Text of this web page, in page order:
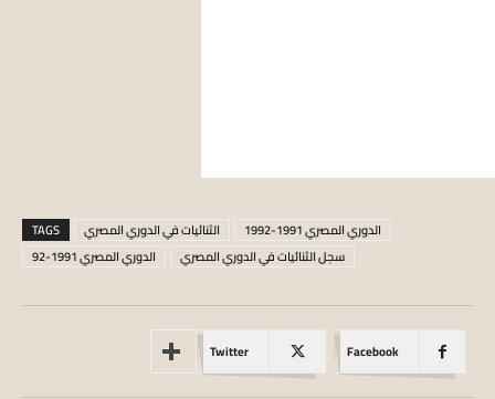
TAGS الثنائيات في الدوري المصري
الدوري المصري 1991-1992
الدوري المصري 1991-92
سجل الثنائيات في الدوري المصري
Facebook
Twitter